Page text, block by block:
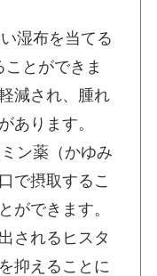
湿布を当てる
とができま
減され、腫れ
あります。
ン薬（かゆみ
で摂取するこ
ができます。
されるヒスタ
抑えることに